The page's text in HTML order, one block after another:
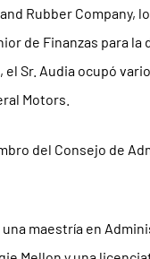
Rubber Company,
de Finanzas para la
el Sr. Audia ocupó
Motors.
del Consejo de
maestría en